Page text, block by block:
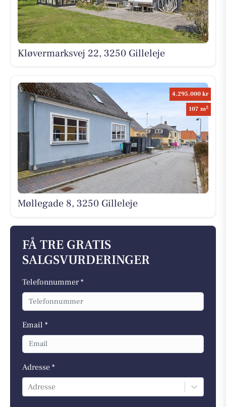
Kløvermarksvej 22, 3250 Gilleleje
4.295.000 kr
107 m2
Møllegade 8, 3250 Gilleleje
FÅ TRE GRATIS
SALGSVURDERINGER
Telefonnummer *
Email *
Adresse *
Adresse